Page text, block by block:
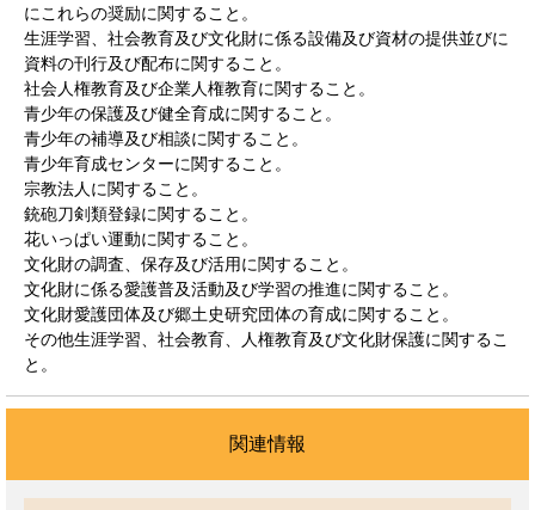
にこれらの奨励に関すること。
生涯学習、社会教育及び文化財に係る設備及び資材の提供並びに
資料の刊行及び配布に関すること。
社会人権教育及び企業人権教育に関すること。
青少年の保護及び健全育成に関すること。
青少年の補導及び相談に関すること。
青少年育成センターに関すること。
宗教法人に関すること。
銃砲刀剣類登録に関すること。
花いっぱい運動に関すること。
文化財の調査、保存及び活用に関すること。
文化財に係る愛護普及活動及び学習の推進に関すること。
文化財愛護団体及び郷土史研究団体の育成に関すること。
その他生涯学習、社会教育、人権教育及び文化財保護に関するこ
と。
関連情報